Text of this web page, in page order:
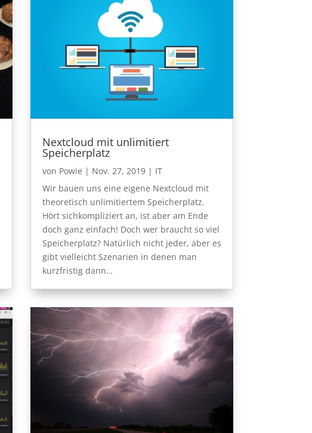
Nextcloud mit unlimitiert
Speicherplatz
von Powie | Nov. 27, 2019 | IT
Wir bauen uns eine eigene Nextcloud mit
theoretisch unlimitiertem Speicherplatz.
Hört sichkompliziert an, ist aber am Ende
doch ganz einfach! Doch wer braucht so viel
Speicherplatz? Natürlich nicht jeder, aber es
gibt vielleicht Szenarien in denen man
kurzfristig dann…